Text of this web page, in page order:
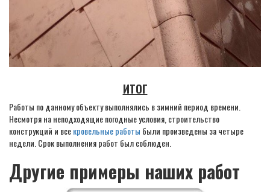
ИТОГ
Работы по данному объекту выполнялись в зимний период времени.
Несмотря на неподходящие погодные условия, строительство
конструкций и всекровельные работы были произведены за четыре
недели. Срок выполнения работ был соблюден.
Другие примеры наших работ